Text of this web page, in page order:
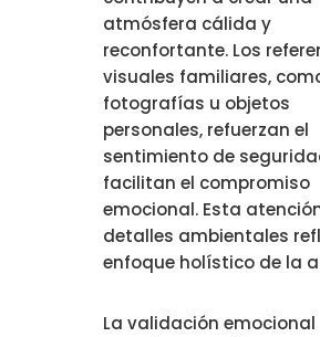
atmósfera cálida y
reconfortante. Los
visuales familiares,
fotografías u objetos
personales, refuerzan el
sentimiento de
facilitan el compromiso
emocional. Esta
detalles ambientales
enfoque holístico de la
La validación emocional